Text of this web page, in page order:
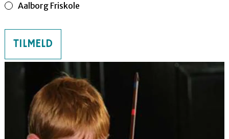
Aalborg Friskole
TILMELD